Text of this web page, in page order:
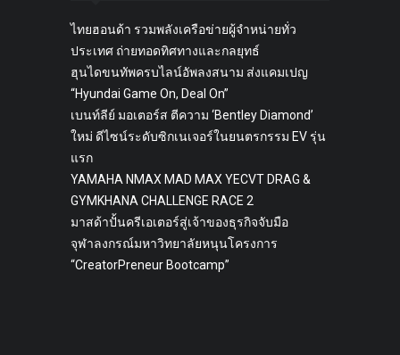
ไทยฮอนด้า รวมพลังเครือข่ายผู้จำหน่ายทั่ว
ประเทศ ถ่ายทอดทิศทางและกลยุทธ์
ฮุนไดขนทัพครบไลน์อัพลงสนาม ส่งแคมเปญ
“Hyundai Game On, Deal On”
เบนท์ลีย์ มอเตอร์ส ตีความ ‘Bentley Diamond’
ใหม่ ดีไซน์ระดับซิกเนเจอร์ในยนตรกรรม EV รุ่น
แรก
YAMAHA NMAX MAD MAX YECVT DRAG &
GYMKHANA CHALLENGE RACE 2
มาสด้าปั้นครีเอเตอร์สู่เจ้าของธุรกิจจับมือ
จุฬาลงกรณ์มหาวิทยาลัยหนุนโครงการ
“CreatorPreneur Bootcamp”